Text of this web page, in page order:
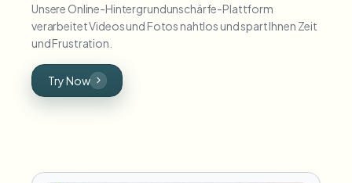
Unsere Online-Hintergrundunschärfe-Plattform
verarbeitet Videos und Fotos nahtlos und spart Ihnen Zeit
und Frustration.
Try Now